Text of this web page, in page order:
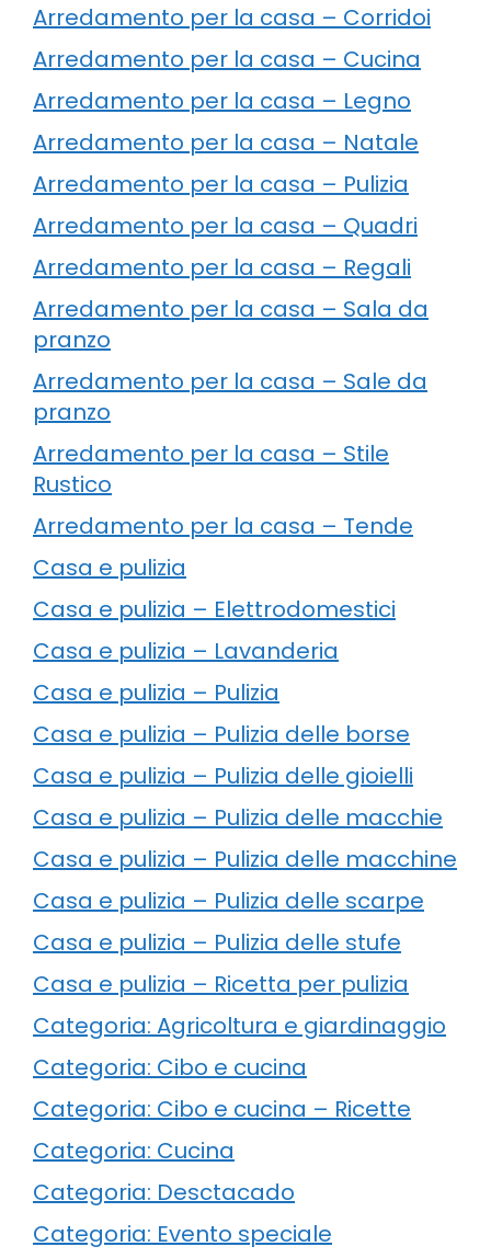
Arredamento per la casa – Corridoi
Arredamento per la casa – Cucina
Arredamento per la casa – Legno
Arredamento per la casa – Natale
Arredamento per la casa – Pulizia
Arredamento per la casa – Quadri
Arredamento per la casa – Regali
Arredamento per la casa – Sala da
pranzo
Arredamento per la casa – Sale da
pranzo
Arredamento per la casa – Stile
Rustico
Arredamento per la casa – Tende
Casa e pulizia
Casa e pulizia – Elettrodomestici
Casa e pulizia – Lavanderia
Casa e pulizia – Pulizia
Casa e pulizia – Pulizia delle borse
Casa e pulizia – Pulizia delle gioielli
Casa e pulizia – Pulizia delle macchie
Casa e pulizia – Pulizia delle macchine
Casa e pulizia – Pulizia delle scarpe
Casa e pulizia – Pulizia delle stufe
Casa e pulizia – Ricetta per pulizia
Categoria: Agricoltura e giardinaggio
Categoria: Cibo e cucina
Categoria: Cibo e cucina – Ricette
Categoria: Cucina
Categoria: Desctacado
Categoria: Evento speciale